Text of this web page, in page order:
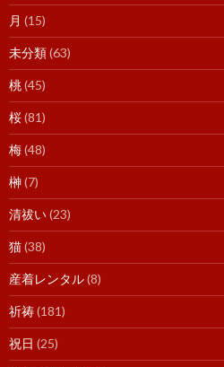
月 (15)
未分類(63)
桃(45)
桜(81)
梅(48)
榊(7)
清祓い(23)
猫(38)
産着レンタル(8)
祈祷(181)
祝日 (25)